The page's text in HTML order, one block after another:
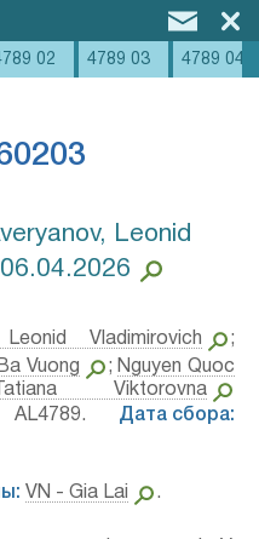
02 4789 03 4789 04
Leonid
Vladimirovich
;
Vuong ; Nguyen Quoc
Viktorovna
Дата сбора:
VN - Gia Lai .